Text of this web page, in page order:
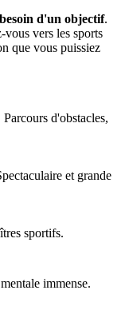
besoin d'un objectif.
vers les sports
que vous puissiez
d'obstacles,
et grande
sportifs.
immense.